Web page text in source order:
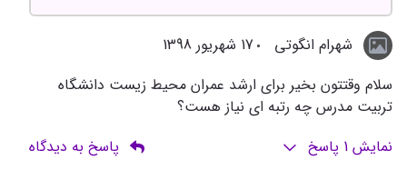
شهرام انگوتی
17 شهریور 1398
سلام وقتتون بخیر برای ارشد عمران محیط زیست دانشگاه
تربیت مدرس چه رتبه ای نیاز هست؟
نمایش 1 پاسخ پاسخ به دیدگاه